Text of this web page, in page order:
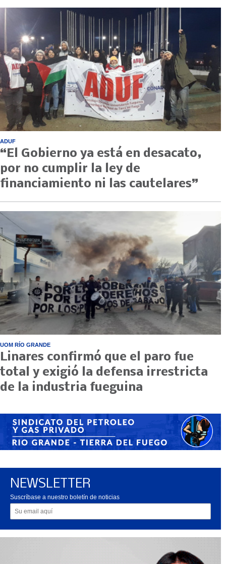
ADUF
“El Gobierno ya está en desacato,
por no cumplir la ley de
financiamiento ni las cautelares”
UOM RÍO GRANDE
Linares confirmó que el paro fue
total y exigió la defensa irrestricta
de la industria fueguina
NEWSLETTER
Suscríbase a nuestro boletín de noticias